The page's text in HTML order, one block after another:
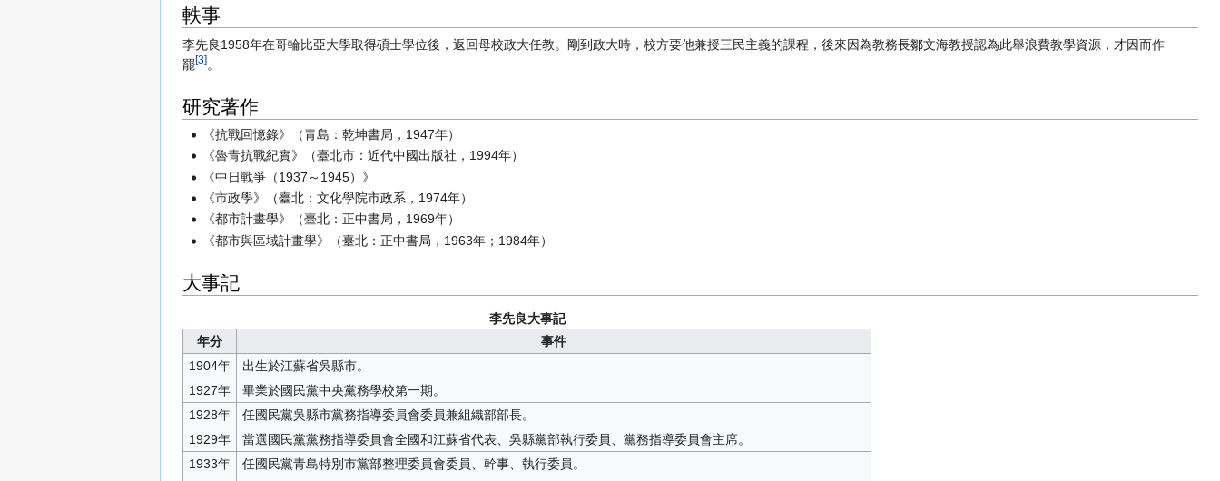
軼事
李先良1958年在哥輪比亞大學取得碩士學位後，返回母校政大任教。剛到政大時，校方要他兼授三民主義的課程，後來因為教務長鄒文海教授認為此舉浪費教學資源，才因而作
罷[3]。
研究著作
《抗戰回憶錄》（青島：乾坤書局，1947年）
《魯青抗戰紀實》（臺北市：近代中國出版社，1994年）
《中日戰爭（1937～1945）》
《市政學》（臺北：文化學院市政系，1974年）
《都市計畫學》（臺北：正中書局，1969年）
《都市與區域計畫學》（臺北：正中書局，1963年；1984年）
大事記
李先良大事記
年分
事件
1904年
出生於江蘇省吳縣市。
1927年
畢業於國民黨中央黨務學校第一期。
1928年
任國民黨吳縣市黨務指導委員會委員兼組織部部長。
1929年
當選國民黨黨務指導委員會全國和江蘇省代表、吳縣黨部執行委員、黨務指導委員會主席。
1933年
任國民黨青島特別市黨部整理委員會委員、幹事、執行委員。